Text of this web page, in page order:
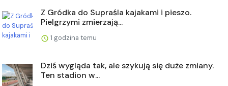
Z Gródka do Supraśla kajakami i pieszo.
Pielgrzymi zmierzają...
1 godzina temu
Dziś wygląda tak, ale szykują się duże zmiany.
Ten stadion w...